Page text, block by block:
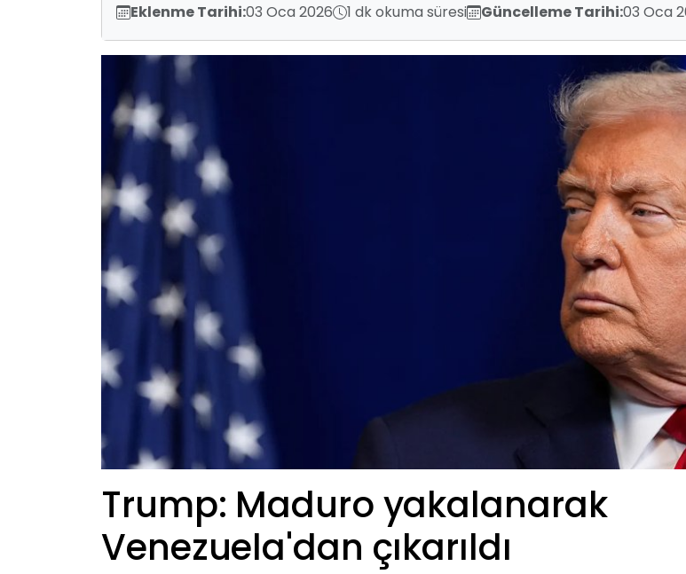
Eklenme Tarihi:03 Oca 2026 1 dk okuma süresi Güncelleme Tarihi:03 Oca
Trump: Maduro yakalanarak
Venezuela'dan çıkarıldı